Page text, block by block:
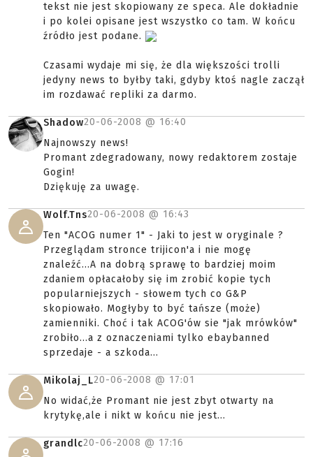
tekst nie jest skopiowany ze speca. Ale dokładnie
i po kolei opisane jest wszystko co tam. W końcu
źródło jest podane.
Czasami wydaje mi się, że dla większości trolli
jedyny news to byłby taki, gdyby ktoś nagle zaczął
im rozdawać repliki za darmo.
Shadow20-06-2008 @ 16:40
Najnowszy news!
Promant zdegradowany, nowy redaktorem zostaje
Gogin!
Dziękuję za uwagę.
Wolf.Tns20-06-2008 @ 16:43
Ten "ACOG numer 1" - Jaki to jest w oryginale ?
Przeglądam stronce trijicon'a i nie mogę
znaleźć...A na dobrą sprawę to bardziej moim
zdaniem opłacałoby się im zrobić kopie tych
popularniejszych - słowem tych co G&P
skopiowało. Mogłyby to być tańsze (może)
zamienniki. Choć i tak ACOG'ów sie "jak mrówków"
zrobiło...a z oznaczeniami tylko ebaybanned
sprzedaje - a szkoda...
Mikolaj_L20-06-2008 @ 17:01
No widać,że Promant nie jest zbyt otwarty na
krytykę,ale i nikt w końcu nie jest...
grandlc20-06-2008 @ 17:16